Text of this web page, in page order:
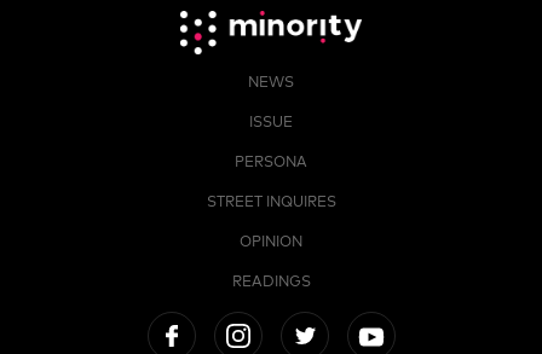
NEWS
ISSUE
PERSONA
STREET INQUIRES
OPINION
READINGS